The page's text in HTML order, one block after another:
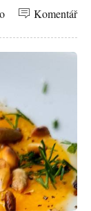
Komentář